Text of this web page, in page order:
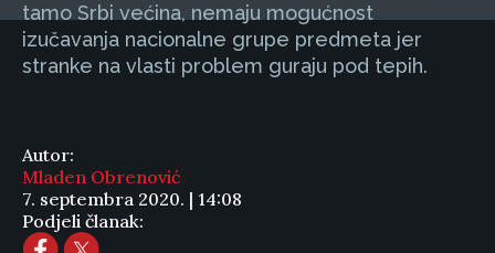
tamo Srbi većina, nemaju mogućnost
izučavanja nacionalne grupe predmeta jer
stranke na vlasti problem guraju pod tepih.
Autor:
Mladen Obrenović
7. septembra 2020. | 14:08
Podjeli članak: